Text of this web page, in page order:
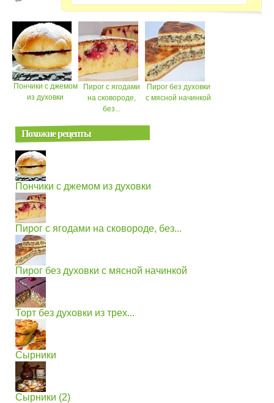
Пончики с джемом
из духовки
Пирог с ягодами
на сковороде,
без...
Пирог без духовки
с мясной начинкой
Похожие рецепты
Пончики с джемом из духовки
Пирог с ягодами на сковороде, без...
Пирог без духовки с мясной начинкой
Торт без духовки из трех...
Сырники
Сырники (2)